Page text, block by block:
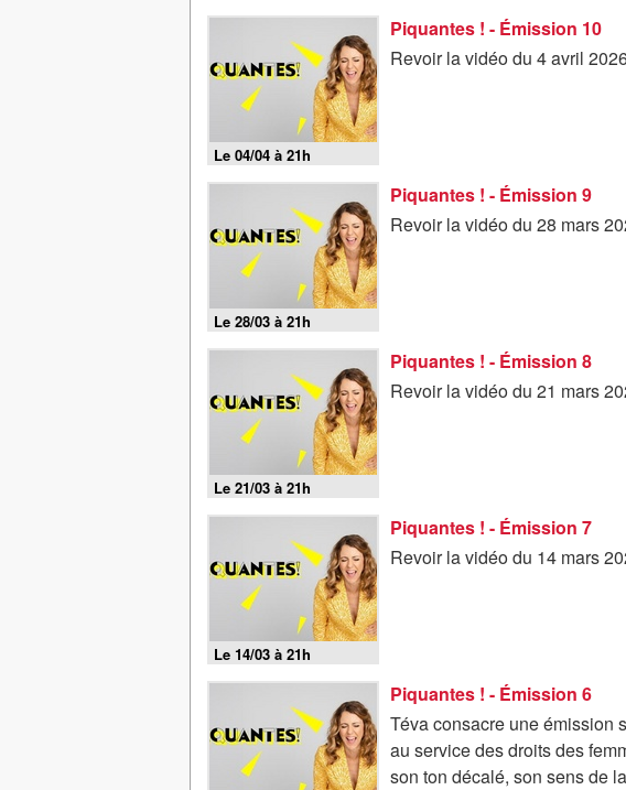
Le 04/04 à 21h
Piquantes ! - Émission 10
Revoir la vidéo du 4 avril
Le 28/03 à 21h
Piquantes ! - Émission 9
Revoir la vidéo du 28 mars
Le 21/03 à 21h
Piquantes ! - Émission 8
Revoir la vidéo du 21 mars
Le 14/03 à 21h
Piquantes ! - Émission 7
Revoir la vidéo du 14 mars
Piquantes ! - Émission 6
Téva consacre une émission
au service des droits des
son ton décalé, son sens de